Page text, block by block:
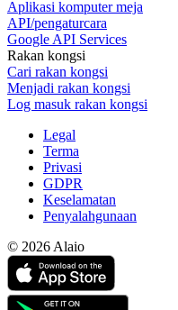
Aplikasi komputer meja
API/pengaturcara
Google API Services
Rakan kongsi
Cari rakan kongsi
Menjadi rakan kongsi
Log masuk rakan kongsi
Legal
Terma
Privasi
GDPR
Keselamatan
Penyalahgunaan
© 2026 Alaio